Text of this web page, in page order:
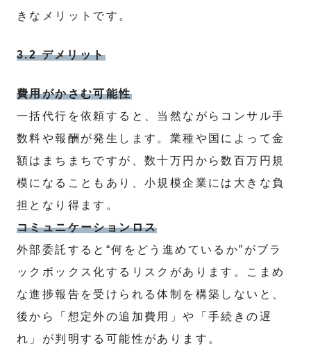
きなメリットです。
3.2 デメリット
費用がかさむ可能性
一括代行を依頼すると、当然ながらコンサル手
数料や報酬が発生します。業種や国によって金
額はまちまちですが、数十万円から数百万円規
模になることもあり、小規模企業には大きな負
担となり得ます。
コミュニケーションロス
外部委託すると“何をどう進めているか”がブラ
ックボックス化するリスクがあります。こまめ
な進捗報告を受けられる体制を構築しないと、
後から「想定外の追加費用」や「手続きの遅
れ」が判明する可能性があります。